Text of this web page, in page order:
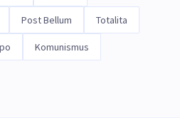
Post Bellum Totalita
Komunismus